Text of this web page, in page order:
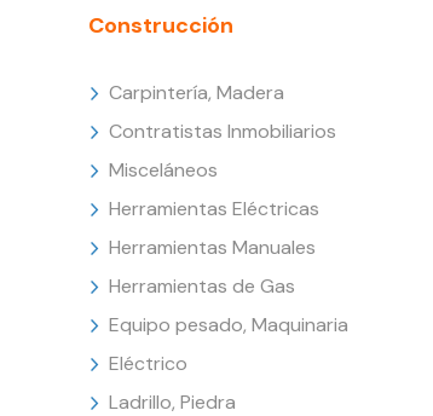
Construcción
Carpintería, Madera
Contratistas Inmobiliarios
Misceláneos
Herramientas Eléctricas
Herramientas Manuales
Herramientas de Gas
Equipo pesado, Maquinaria
Eléctrico
Ladrillo, Piedra